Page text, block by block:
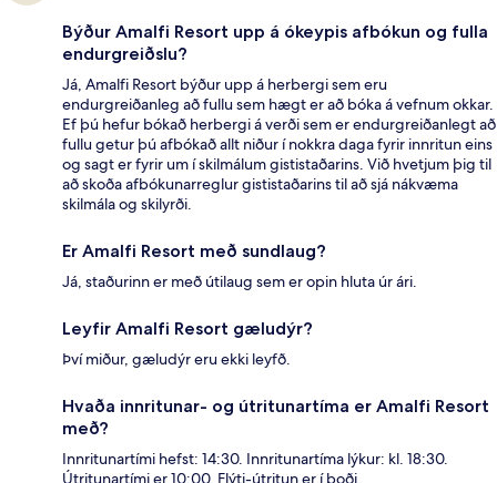
Býður Amalfi Resort upp á ókeypis afbókun og fulla
endurgreiðslu?
Já, Amalfi Resort býður upp á herbergi sem eru
endurgreiðanleg að fullu sem hægt er að bóka á vefnum okkar.
Ef þú hefur bókað herbergi á verði sem er endurgreiðanlegt að
fullu getur þú afbókað allt niður í nokkra daga fyrir innritun eins
og sagt er fyrir um í skilmálum gististaðarins. Við hvetjum þig til
að skoða afbókunarreglur gististaðarins til að sjá nákvæma
skilmála og skilyrði.
Er Amalfi Resort með sundlaug?
Já, staðurinn er með útilaug sem er opin hluta úr ári.
Leyfir Amalfi Resort gæludýr?
Því miður, gæludýr eru ekki leyfð.
Hvaða innritunar- og útritunartíma er Amalfi Resort
með?
Innritunartími hefst: 14:30. Innritunartíma lýkur: kl. 18:30.
Útritunartími er 10:00. Flýti-útritun er í boði.